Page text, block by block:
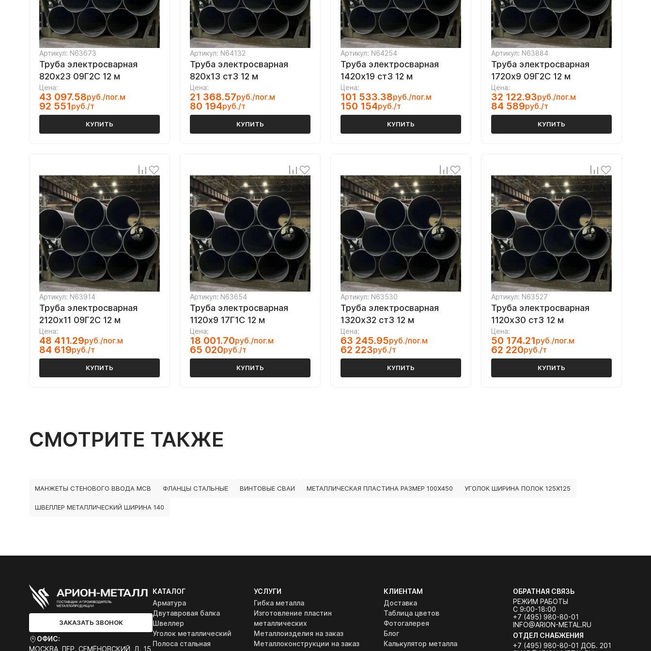
Артикул: N63673
Труба электросварная
820х23 09Г2С 12 м
Цена:
43 097.58руб./пог.м
92 551руб./т
КУПИТЬ
Артикул: N64132
Труба электросварная
820х13 ст3 12 м
Цена:
21 368.57руб./пог.м
80 194руб./т
КУПИТЬ
Артикул: N64254
Труба электросварная
1420х19 ст3 12 м
Цена:
101 533.38руб./пог.м
150 154руб./т
КУПИТЬ
Артикул: N63884
Труба электросварная
1720х9 09Г2С 12 м
Цена:
32 122.93руб./пог.м
84 589руб./т
КУПИТЬ
Артикул: N63914
Труба электросварная
2120х11 09Г2С 12 м
Цена:
48 411.29руб./пог.м
84 619руб./т
КУПИТЬ
Артикул: N63654
Труба электросварная
1120х9 17Г1С 12 м
Цена:
18 001.70руб./пог.м
65 020руб./т
КУПИТЬ
Артикул: N63530
Труба электросварная
1320х32 ст3 12 м
Цена:
63 245.95руб./пог.м
62 223руб./т
КУПИТЬ
Артикул: N63527
Труба электросварная
1120х30 ст3 12 м
Цена:
50 174.21руб./пог.м
62 220руб./т
КУПИТЬ
СМОТРИТЕ ТАКЖЕ
МАНЖЕТЫ СТЕНОВОГО ВВОДА МСВ ФЛАНЦЫ СТАЛЬНЫЕ ВИНТОВЫЕ СВАИ МЕТАЛЛИЧЕСКАЯ ПЛАСТИНА РАЗМЕР 100Х450 УГОЛОК ШИРИНА ПОЛОК 125Х125
ШВЕЛЛЕР МЕТАЛЛИЧЕСКИЙ ШИРИНА 140
ЗАКАЗАТЬ ЗВОНОК
ОФИС:
МОСКВА, ПЕР. СЕМЁНОВСКИЙ, Д. 15
КАТАЛОГ
Арматура
Двутавровая балка
Швеллер
Уголок металлический
Полоса стальная
УСЛУГИ
Гибка металла
Изготовление пластин
металлических
Металлоизделия на заказ
Металлоконструкции на заказ
КЛИЕНТАМ
Доставка
Таблица цветов
Фотогалерея
Блог
Калькулятор металла
ОБРАТНАЯ СВЯЗЬ
РЕЖИМ РАБОТЫ
С 9:00-18:00
+7 (495) 980-80-01
INFO@ARION-METAL.RU
ОТДЕЛ СНАБЖЕНИЯ
+7 (495) 980-80-01 ДОБ. 201